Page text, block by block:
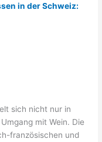
in der Schweiz:
sich nicht nur in
mit Wein. Die
französischen und